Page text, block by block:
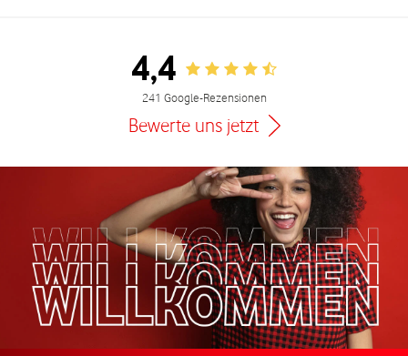
4,4 Rating 4.4
241 Google-Rezensionen
Bewerte uns jetzt